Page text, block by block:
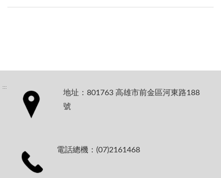
:::
地址：801763 高雄市前金區河東路188
號
電話總機：(07)2161468